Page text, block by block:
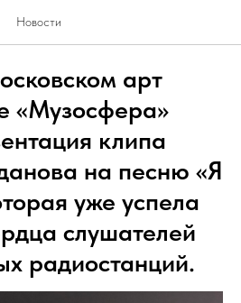
Новости
арт
«Музосфера»
клипа
на песню «Я
уже успела
слушателей
радиостанций.